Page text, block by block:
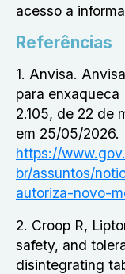
acesso a
Referências
1. Anvisa.
para enxaqueca
2.105, de 22 de
em 25/05/2026.
https://
br/assuntos/
autoriza-novo-
2. Croop R,
safety, and
disintegrating